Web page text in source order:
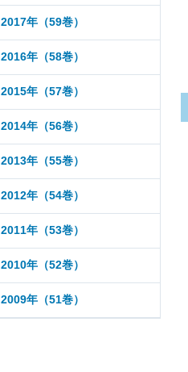
2017年（59巻）
2016年（58巻）
2015年（57巻）
2014年（56巻）
2013年（55巻）
2012年（54巻）
2011年（53巻）
2010年（52巻）
2009年（51巻）